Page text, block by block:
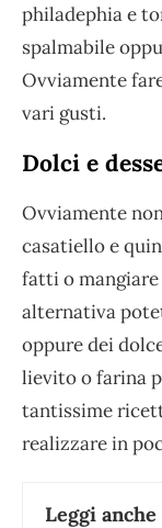
philadephia e
spalmabile
Ovviamente
vari gusti.
Dolci e
Ovviamente
casatiello e
fatti o
alternativa
oppure dei
lievito o farina
tantissime
realizzare in
Leggi anche